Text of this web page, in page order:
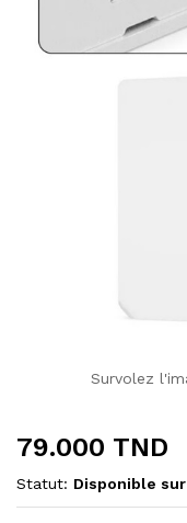
Survolez
79.000 TND
Statut: Disponible